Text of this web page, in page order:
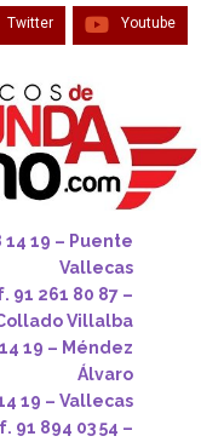
Twitter Youtube
– Puente
Vallecas
91 261 80 87 –
Villalba
Méndez
Álvaro
Vallecas
91 894 03 54 –